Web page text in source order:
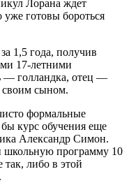
Лорана ждет
уже готовы бороться
1,5 года, получив
17-летними
— голландка, отец —
своим сыном.
формальные
курс обучения еще
Александр Симон.
школьную программу 10
так, либо в этой